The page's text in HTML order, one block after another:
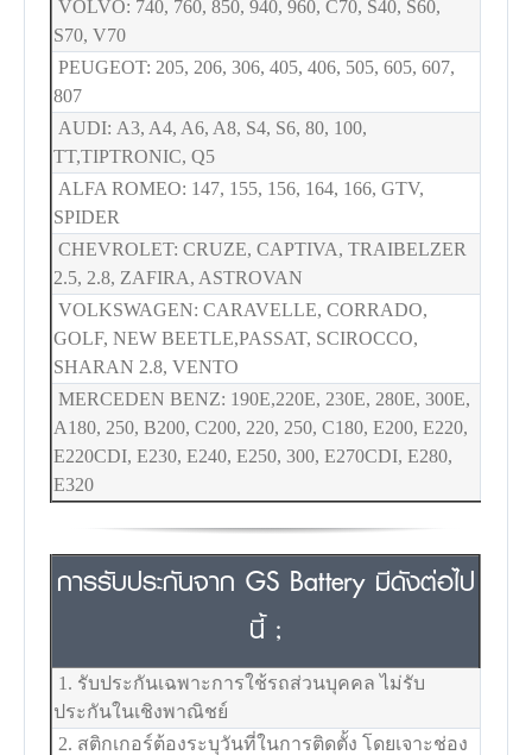
VOLVO: 740, 760, 850, 940, 960, C70, S40, S60,
S70, V70
PEUGEOT: 205, 206, 306, 405, 406, 505, 605, 607,
807
AUDI: A3, A4, A6, A8, S4, S6, 80, 100,
TT,TIPTRONIC, Q5
ALFA ROMEO: 147, 155, 156, 164, 166, GTV,
SPIDER
CHEVROLET: CRUZE, CAPTIVA, TRAIBELZER
2.5, 2.8, ZAFIRA, ASTROVAN
VOLKSWAGEN: CARAVELLE, CORRADO,
GOLF, NEW BEETLE,PASSAT, SCIROCCO,
SHARAN 2.8, VENTO
MERCEDEN BENZ: 190E,220E, 230E, 280E, 300E,
A180, 250, B200, C200, 220, 250, C180, E200, E220,
E220CDI, E230, E240, E250, 300, E270CDI, E280,
E320
การรับประกันจาก GS Battery มีดังต่อไป
นี้ ;
1. รับประกันเฉพาะการใช้รถส่วนบุคคล ไม่รับ
ประกันในเชิงพาณิชย์
2. สติกเกอร์ต้องระบุวันที่ในการติดตั้ง โดยเจาะช่อง